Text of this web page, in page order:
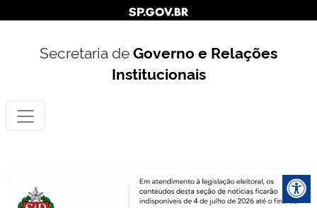
Secretaria deGoverno e Relações
Institucionais